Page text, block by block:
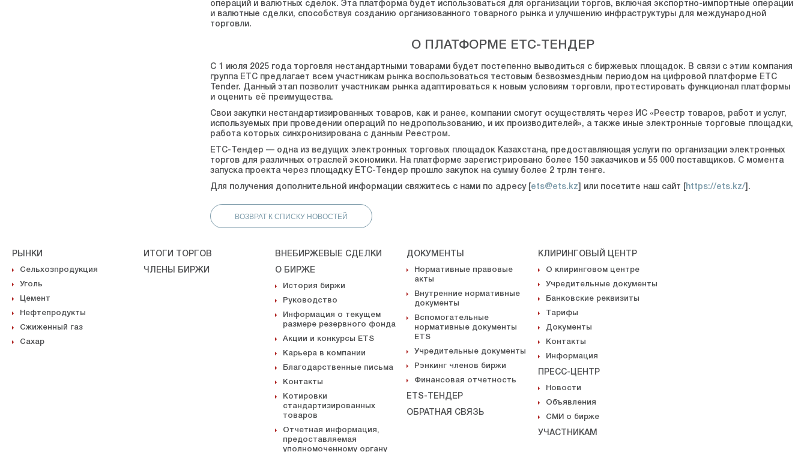
операций и валютных сделок. Эта платформа будет использоваться для организации торгов, включая экспортно-импортные операции
и валютные сделки, способствуя созданию организованного товарного рынка и улучшению инфраструктуры для международной
торговли.
О ПЛАТФОРМЕ ЕТС-ТЕНДЕР
С 1 июля 2025 года торговля нестандартными товарами будет постепенно выводиться с биржевых площадок. В связи с этим компания
группа ETC предлагает всем участникам рынка воспользоваться тестовым безвозмездным периодом на цифровой платформе ETC
Tender. Данный этап позволит участникам рынка адаптироваться к новым условиям торговли, протестировать функционал платформы
и оценить её преимущества.
Свои закупки нестандартизированных товаров, как и ранее, компании смогут осуществлять через ИС «Реестр товаров, работ и услуг,
используемых при проведении операций по недропользованию, и их производителей», а также иные электронные торговые площадки,
работа которых синхронизирована с данным Реестром.
ЕТС-Тендер — одна из ведущих электронных торговых площадок Казахстана, предоставляющая услуги по организации электронных
торгов для различных отраслей экономики. На платформе зарегистрировано более 150 заказчиков и 55 000 поставщиков. С момента
запуска проекта через площадку ЕТС-Тендер прошло закупок на сумму более 2 трлн тенге.
Для получения дополнительной информации свяжитесь с нами по адресу [ ets@ets.kz ] или посетите наш сайт [ https://ets.kz/ ].
ВОЗВРАТ К СПИСКУ НОВОСТЕЙ
РЫНКИ
Сельхозпродукция
Уголь
Цемент
Нефтепродукты
Сжиженный газ
Сахар
ИТОГИ ТОРГОВ
ЧЛЕНЫ БИРЖИ
ВНЕБИРЖЕВЫЕ СДЕЛКИ
О БИРЖЕ
История биржи
Руководство
Информация о текущем
размере резервного фонда
Акции и конкурсы ETS
Карьера в компании
Благодарственные письма
Контакты
Котировки
стандартизированных
товаров
Отчетная информация,
предоставляемая
уполномоченному органу
ДОКУМЕНТЫ
Нормативные правовые
акты
Внутренние нормативные
документы
Вспомогательные
нормативные документы
ETS
Учредительные документы
Рэнкинг членов биржи
Финансовая отчетность
ETS-ТЕНДЕР
ОБРАТНАЯ СВЯЗЬ
КЛИРИНГОВЫЙ ЦЕНТР
О клиринговом центре
Учредительные документы
Банковские реквизиты
Тарифы
Документы
Контакты
Информация
ПРЕСС-ЦЕНТР
Новости
Объявления
СМИ о бирже
УЧАСТНИКАМ